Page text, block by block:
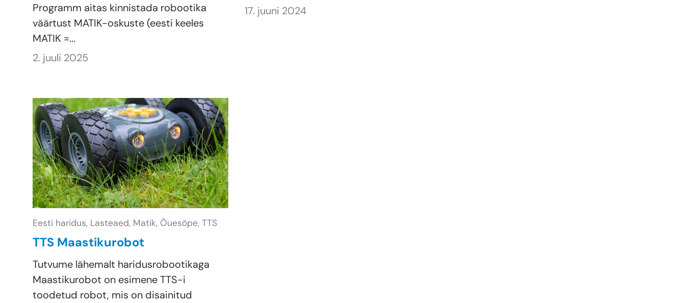
Programm aitas kinnistada robootika
väärtust MATIK-oskuste (eesti keeles
MATIK =...
2. juuli 2025
17. juuni 2024
Eesti haridus, Lasteaed, Matik, Õuesõpe, TTS
TTS Maastikurobot
Tutvume lähemalt haridusrobootikaga
Maastikurobot on esimene TTS-i
toodetud robot, mis on disainitud